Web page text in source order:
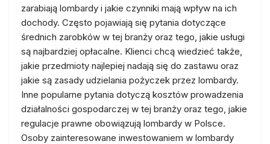
zarabiają lombardy i jakie czynniki mają wpływ na ich
dochody. Często pojawiają się pytania dotyczące
średnich zarobków w tej branży oraz tego, jakie usługi
są najbardziej opłacalne. Klienci chcą wiedzieć także,
jakie przedmioty najlepiej nadają się do zastawu oraz
jakie są zasady udzielania pożyczek przez lombardy.
Inne popularne pytania dotyczą kosztów prowadzenia
działalności gospodarczej w tej branży oraz tego, jakie
regulacje prawne obowiązują lombardy w Polsce.
Osoby zainteresowane inwestowaniem w lombardy